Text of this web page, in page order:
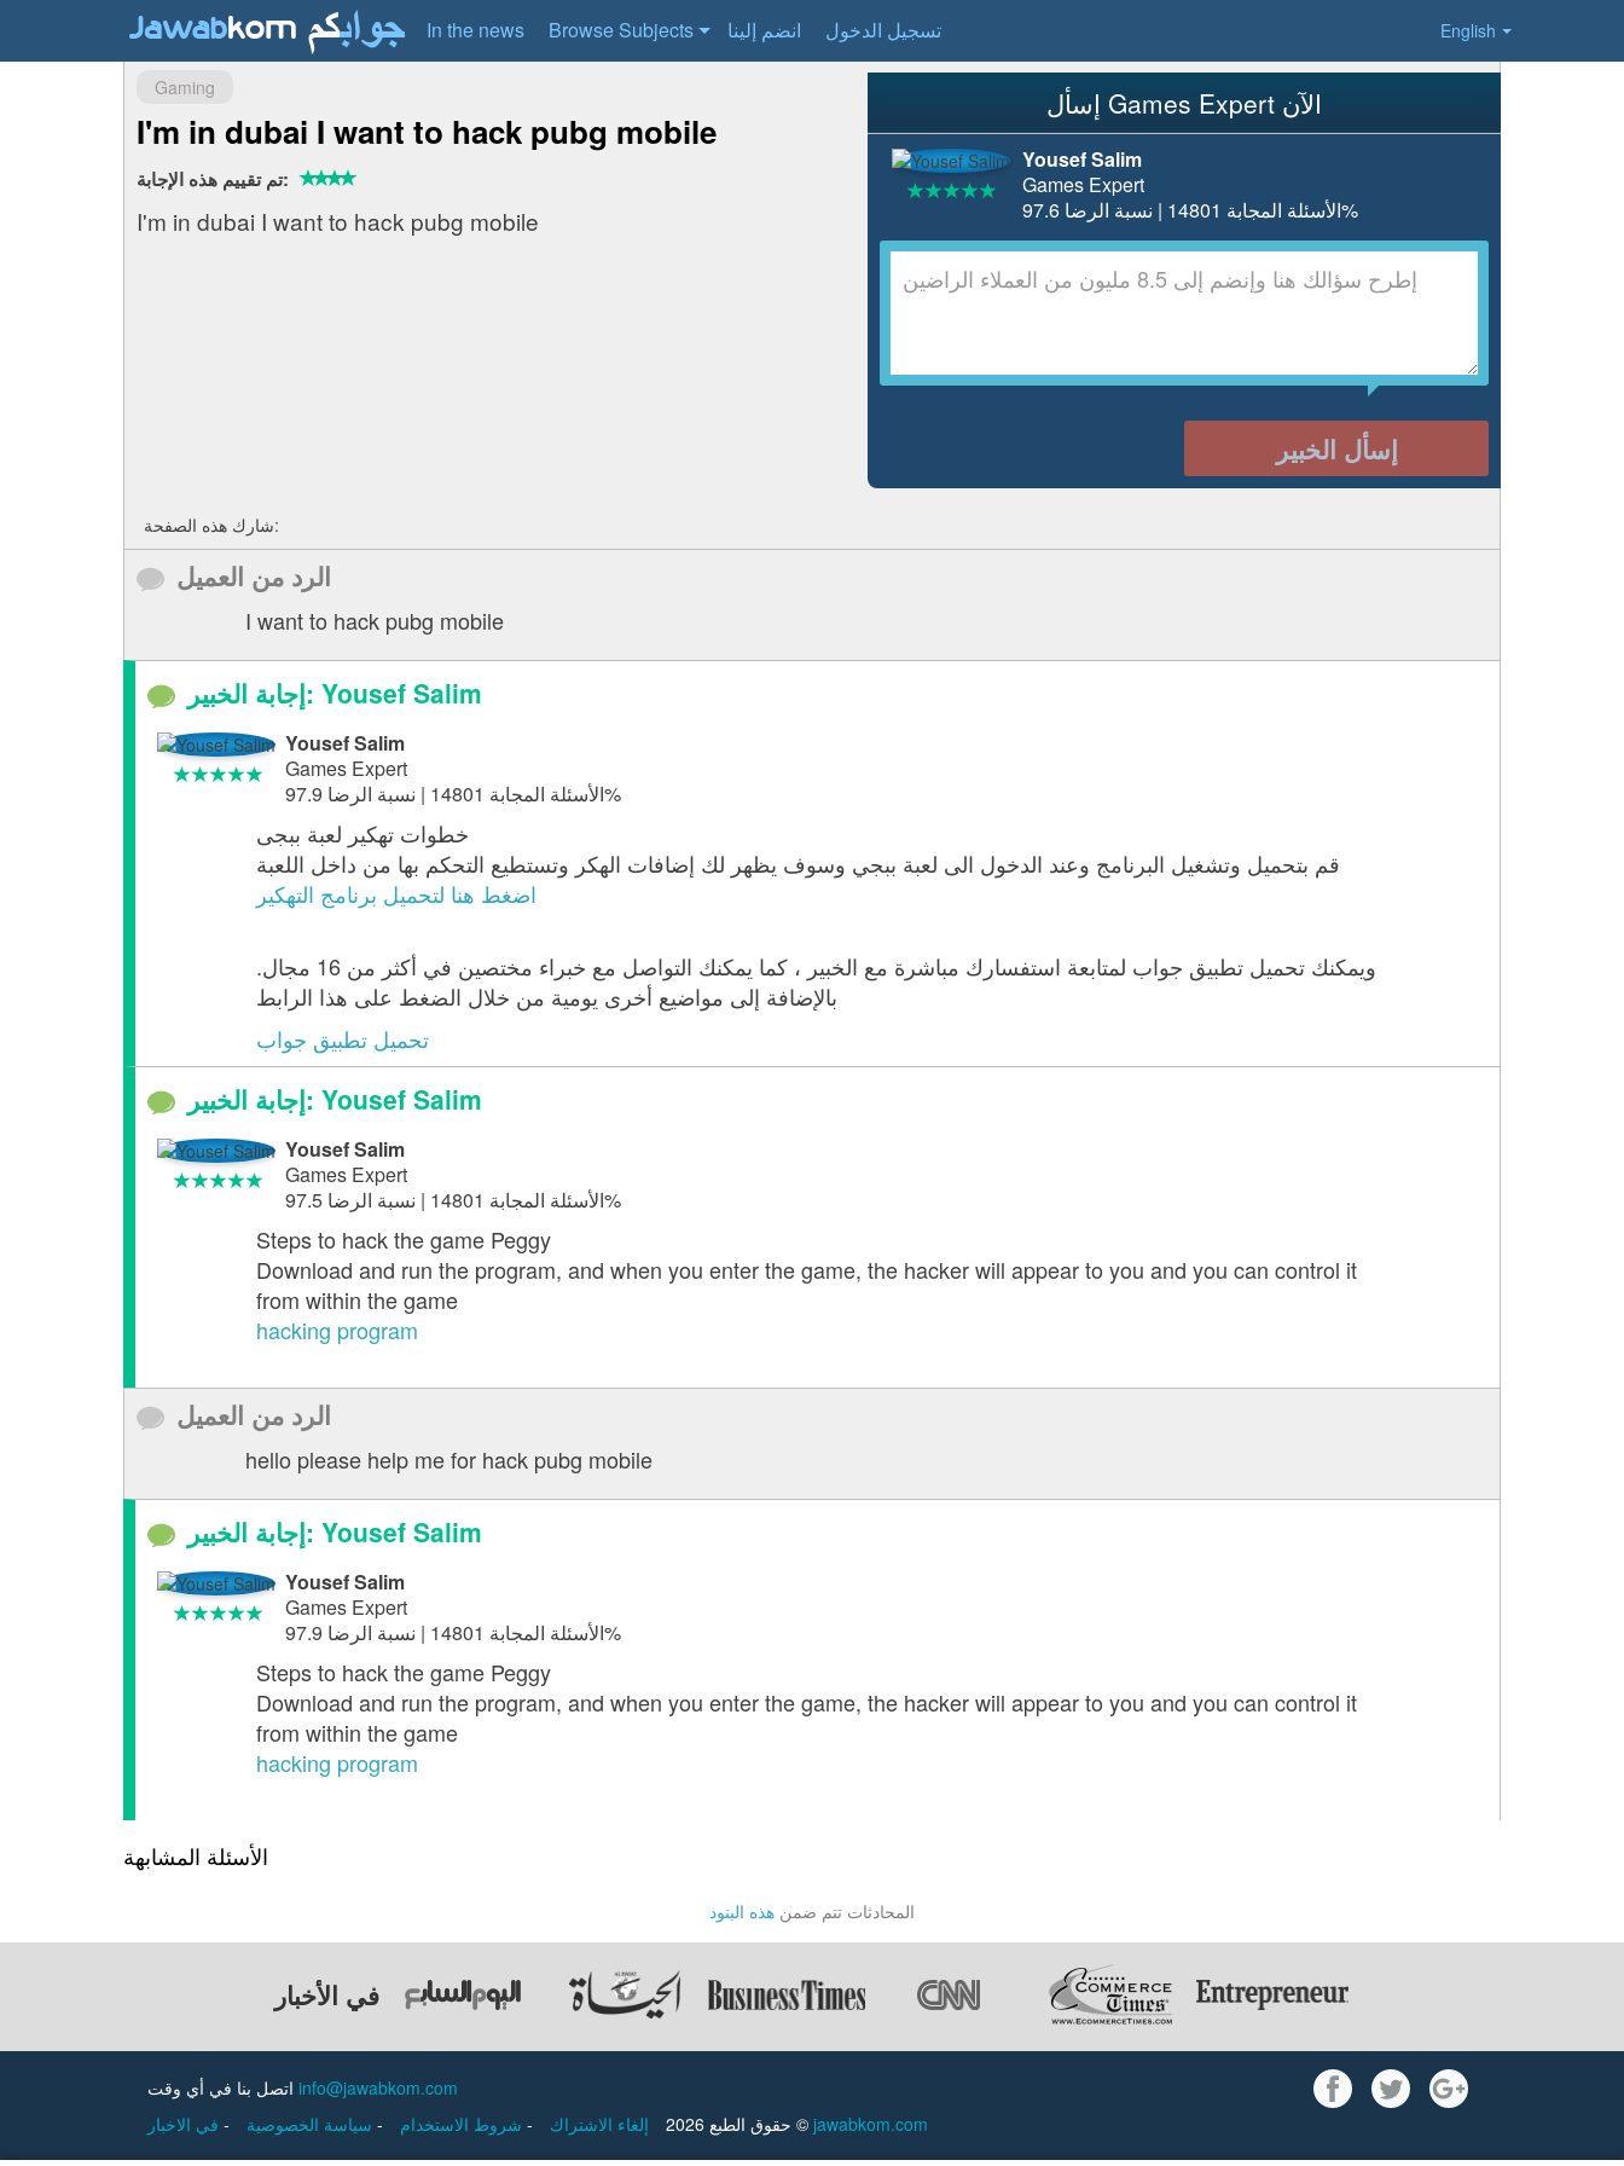
English
In the news Browse Subjects انضم إلينا تسجيل الدخول
إسأل Games Expert الآن
Yousef Salim
Games Expert
الأسئلة المجابة 14801 | نسبة الرضا 97.6%
إسأل الخبير
Gaming
I'm in dubai I want to hack pubg mobile
تم تقييم هذه الإجابة:
I'm in dubai I want to hack pubg mobile
شارك هذه الصفحة:
الرد من العميل
I want to hack pubg mobile
إجابة الخبير: Yousef Salim
Yousef Salim
Games Expert
الأسئلة المجابة 14801 | نسبة الرضا 97.9%
خطوات تهكير لعبة ببجى
اضغط هنا لتحميل برنامج التهكير
ويمكنك تحميل تطبيق جواب لمتابعة استفسارك مباشرة مع الخبير ، كما يمكنك التواصل مع خبراء مختصين في أكثر من 16 مجال.
بالإضافة إلى مواضيع أخرى يومية من خلال الضغط على هذا الرابط
تحميل تطبيق جواب
إجابة الخبير: Yousef Salim
Yousef Salim
Games Expert
الأسئلة المجابة 14801 | نسبة الرضا 97.5%
Steps to hack the game Peggy
Download and run the program, and when you enter the game, the hacker will appear to you and you can control it
from within the game
hacking program
الرد من العميل
hello please help me for hack pubg mobile
إجابة الخبير: Yousef Salim
Yousef Salim
Games Expert
الأسئلة المجابة 14801 | نسبة الرضا 97.9%
Steps to hack the game Peggy
Download and run the program, and when you enter the game, the hacker will appear to you and you can control it
from within the game
hacking program
الأسئلة المشابهة
المحادثات تتم ضمن هذه البنود
في الأخبار
info@jawabkom.com
- - - إلغاء الاشتراك حقوق الطبع 2026 © jawabkom.com